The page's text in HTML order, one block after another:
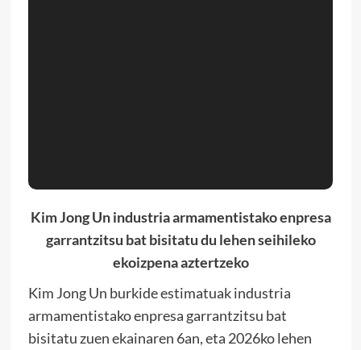
Kim Jong Un industria armamentistako enpresa
garrantzitsu bat bisitatu du lehen seihileko
ekoizpena aztertzeko
Kim Jong Un burkide estimatuak industria
armamentistako enpresa garrantzitsu bat
bisitatu zuen ekainaren 6an, eta 2026ko lehen